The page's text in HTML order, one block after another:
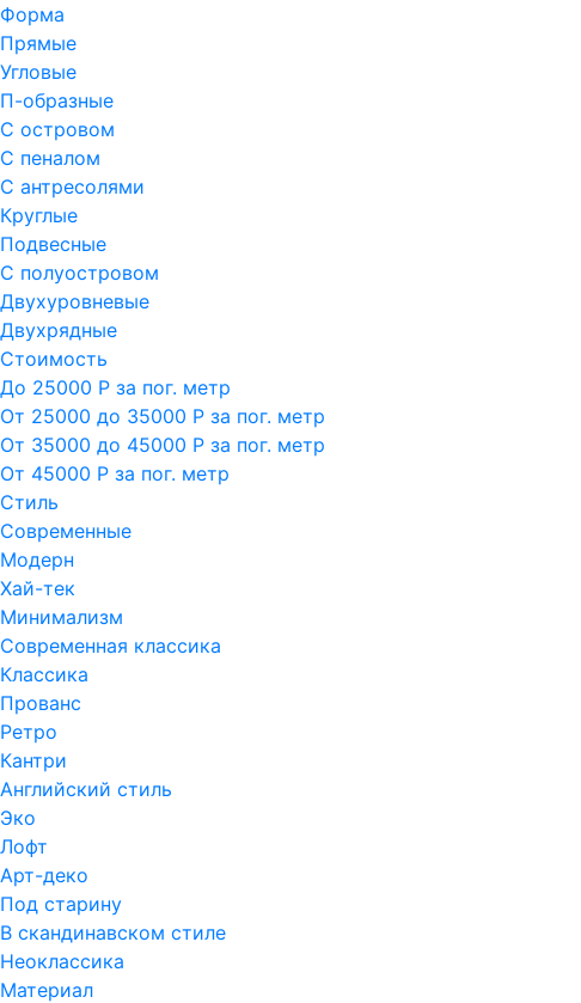
Форма
Прямые
Угловые
П-образные
С островом
С пеналом
С антресолями
Круглые
Подвесные
С полуостровом
Двухуровневые
Двухрядные
Стоимость
До 25000 Р за пог. метр
От 25000 до 35000 Р за пог. метр
От 35000 до 45000 Р за пог. метр
От 45000 Р за пог. метр
Стиль
Современные
Модерн
Хай-тек
Минимализм
Современная классика
Классика
Прованс
Ретро
Кантри
Английский стиль
Эко
Лофт
Арт-деко
Под старину
В скандинавском стиле
Неоклассика
Материал